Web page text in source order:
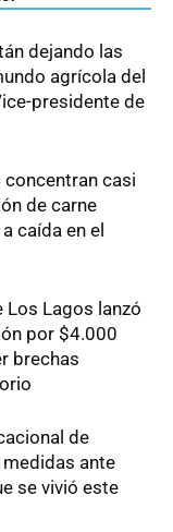
dejando las
agrícola del
presidente de
concentran casi
de carne
caída en el
Los Lagos lanzó
por $4.000
brechas
de
ante
se vivió este